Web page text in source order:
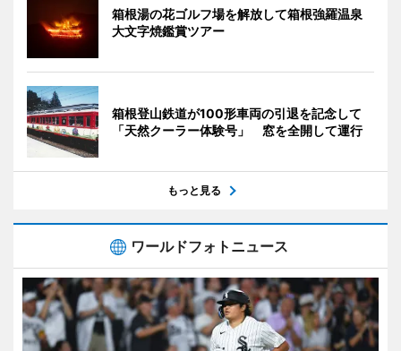
箱根湯の花ゴルフ場を解放して箱根強羅温泉
大文字焼鑑賞ツアー
箱根登山鉄道が100形車両の引退を記念して
「天然クーラー体験号」 窓を全開して運行
もっと見る
ワールドフォトニュース